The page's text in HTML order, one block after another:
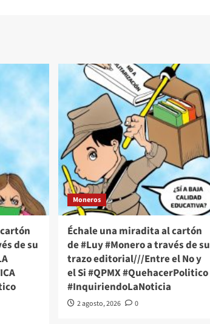
de su
Moneros
Échale una miradita al cartón
de #Luy #Monero a través de su
trazo editorial///Entre el No y
el Si #QPMX #QuehacerPolitico
#InquiriendoLaNoticia
2 agosto, 2026 0